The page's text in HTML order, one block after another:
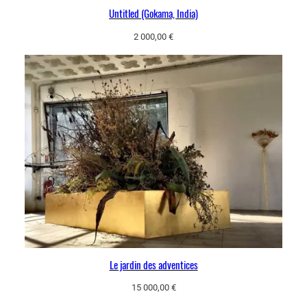
Untitled (Gokama, India)
2 000,00 €
Le jardin des adventices
15 000,00 €